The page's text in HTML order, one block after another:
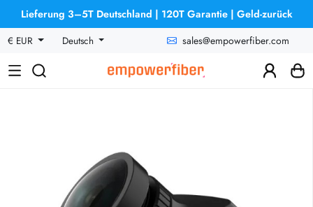
Lieferung 3–5T Deutschland | 120T Garantie | Geld-zurück
€ EUR
Deutsch sales@empowerfiber.com